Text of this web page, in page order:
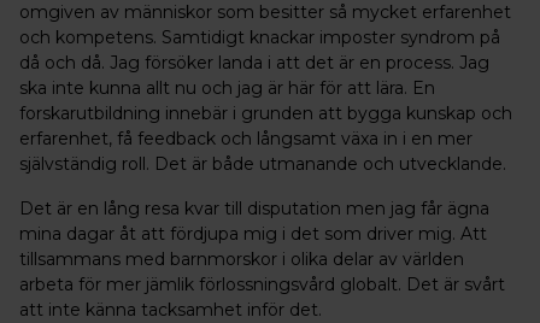
omgiven av människor som besitter så mycket erfarenhet
och kompetens. Samtidigt knackar imposter syndrom på
då och då. Jag försöker landa i att det är en process. Jag
ska inte kunna allt nu och jag är här för att lära. En
forskarutbildning innebär i grunden att bygga kunskap och
erfarenhet, få feedback och långsamt växa in i en mer
självständig roll. Det är både utmanande och utvecklande.
Det är en lång resa kvar till disputation men jag får ägna
mina dagar åt att fördjupa mig i det som driver mig. Att
tillsammans med barnmorskor i olika delar av världen
arbeta för mer jämlik förlossningsvård globalt. Det är svårt
att inte känna tacksamhet inför det.